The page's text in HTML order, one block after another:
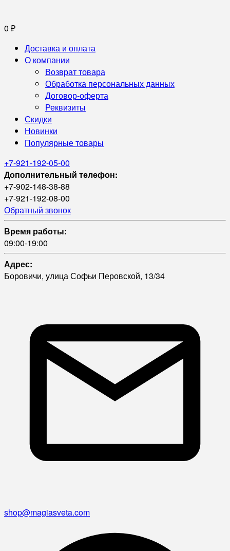
0 ₽
Доставка и оплата
О компании
Возврат товара
Обработка персональных данных
Договор-оферта
Реквизиты
Скидки
Новинки
Популярные товары
+7-921-192-05-00
Дополнительный телефон:
+7-902-148-38-88
+7-921-192-08-00
Обратный звонок
Время работы:
09:00-19:00
Адрес:
Боровичи, улица Софьи Перовской, 13/34
shop@magiasveta.com